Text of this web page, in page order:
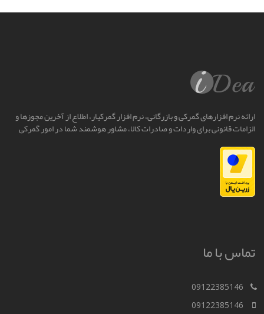
ارائه نرم افزارهای گمرکی و بازرگانی، نرم افزار گمرکیار، اطلاع از آخرین مجوزها و
الزامات قانونی برای واردات و صادرات کالا، مشاور هوشمند شما در امور گمرکی
تماس با ما
09122385146
09122385146